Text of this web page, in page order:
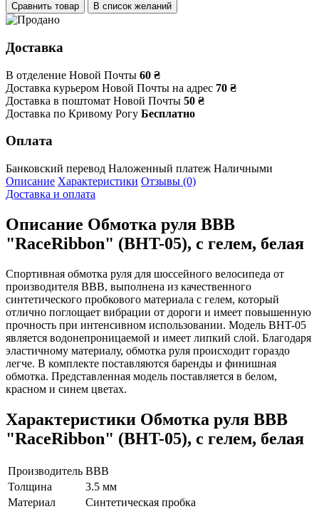
Сравнить товар В список желаний
Доставка
В отделение Новой Почты 60 ₴
Доставка курьером Новой Почты на адрес 70 ₴
Доставка в поштомат Новой Почты 50 ₴
Доставка по Кривому Рогу Бесплатно
Оплата
Банковский перевод Наложенный платеж Наличными
Описание Характеристики Отзывы (0)
Доставка и оплата
Описание Обмотка руля BBB
"RaceRibbon" (BHT-05), с гелем, белая
Спортивная обмотка руля для шоссейного велосипеда от
производителя BBB, выполнена из качественного
синтетического пробкового материала с гелем, который
отлично поглощает вибрации от дороги и имеет повышенную
прочность при интенсивном использовании. Модель BHT-05
является водонепроницаемой и имеет липкий слой. Благодаря
эластичному материалу, обмотка руля происходит гораздо
легче. В комплекте поставляются баренды и финишная
обмотка. Представленная модель поставляется в белом,
красном и синем цветах.
Характеристики Обмотка руля BBB
"RaceRibbon" (BHT-05), с гелем, белая
Производитель BBB
Толщина
3.5 мм
Материал
Синтетическая пробка